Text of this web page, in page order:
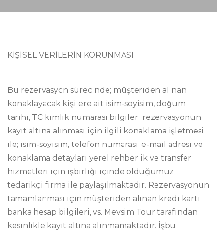
KİŞİSEL VERİLERİN KORUNMASI
Bu rezervasyon sürecinde; müşteriden alınan
konaklayacak kişilere ait isim-soyisim, doğum
tarihi, TC kimlik numarası bilgileri rezervasyonun
kayıt altına alınması için ilgili konaklama işletmesi
ile; isim-soyisim, telefon numarası, e-mail adresi ve
konaklama detayları yerel rehberlik ve transfer
hizmetleri için işbirliği içinde olduğumuz
tedarikçi firma ile paylaşılmaktadır. Rezervasyonun
tamamlanması için müşteriden alınan kredi kartı,
banka hesap bilgileri, vs. Mevsim Tour tarafından
kesinlikle kayıt altına alınmamaktadır. İşbu